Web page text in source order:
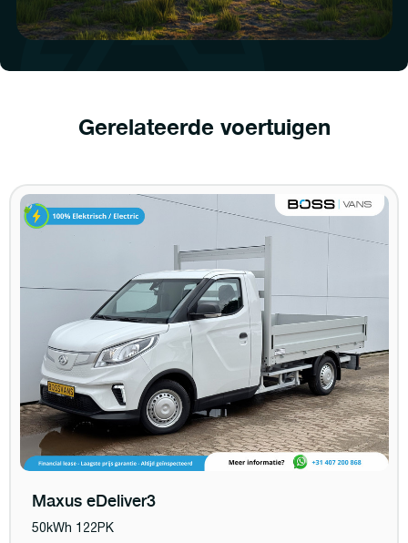
Gerelateerde voertuigen
Maxus eDeliver3
50kWh 122PK